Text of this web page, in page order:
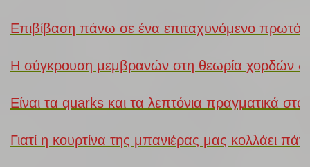
Επιβίβαση πάνω σε ένα επιταχυνόμενο
Η σύγκρουση μεμβρανών στη θεωρία χορδών
Είναι τα quarks και τα λεπτόνια πραγματικά
Γιατί η κουρτίνα της μπανιέρας μας κολλάει